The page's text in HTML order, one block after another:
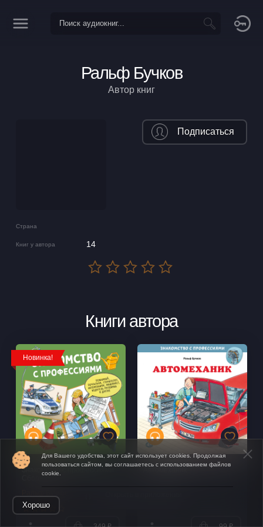
Ральф Бучков
Автор книг
Страна
Книг у автора 14
Подписаться
Книги автора
Новинка!
Знакомство с профессиями.
Сборник
Для Вашего удобства, этот сайт использует cookies. Продолжая
пользоваться сайтом, вы соглашаетесь с использованием файлов
cookie.
Хорошо